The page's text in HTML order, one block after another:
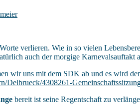
verlieren. Wie in so vielen
auch der morgige
wir uns mit dem SDK ab und es wird
4308261-
bereit ist seine Regentschaft zu